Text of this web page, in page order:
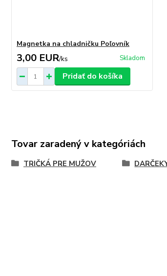
Magnetka na chladničku Poľovník
3,00 EUR/ks Skladom
Pridať do košíka
Tovar zaradený v kategóriách
TRIČKÁ PRE MUŽOV